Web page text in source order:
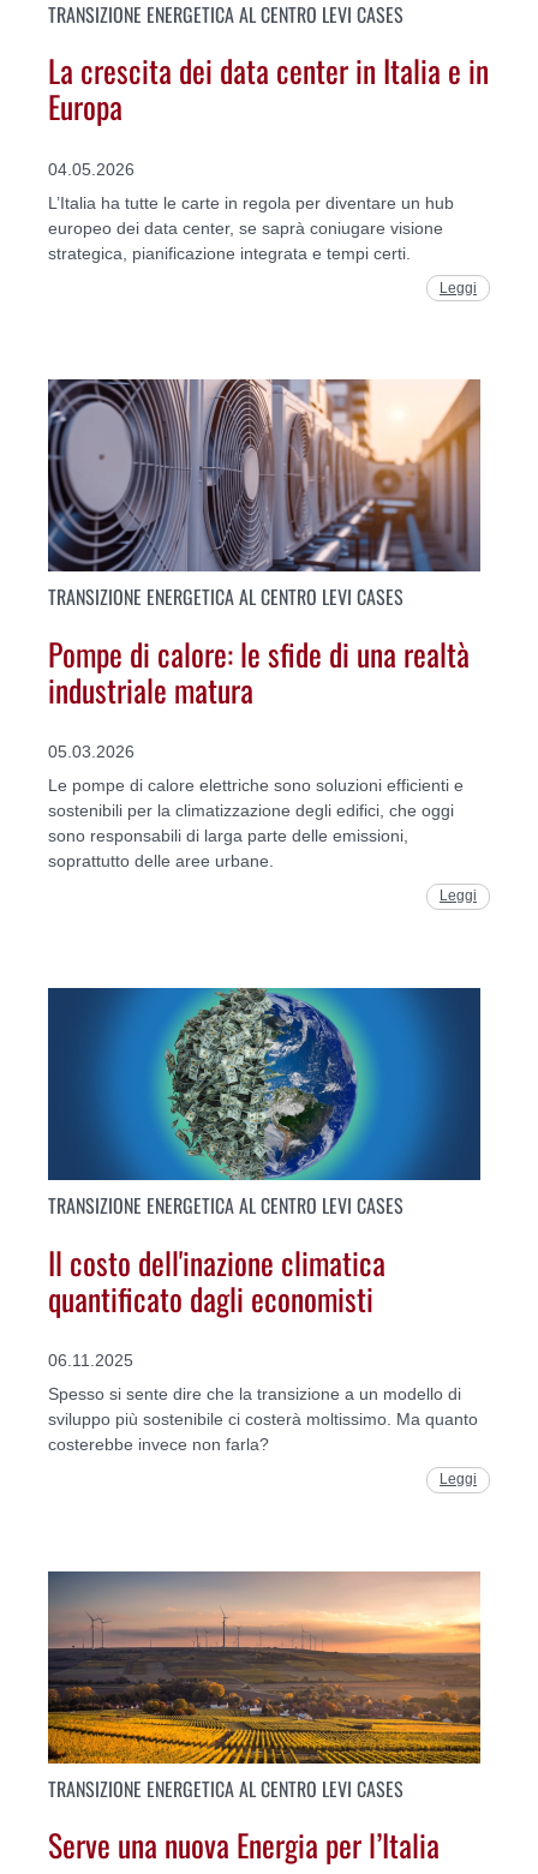
TRANSIZIONE ENERGETICA AL CENTRO LEVI CASES
La crescita dei data center in Italia e in
Europa
04.05.2026
L’Italia ha tutte le carte in regola per diventare un hub
europeo dei data center, se saprà coniugare visione
strategica, pianificazione integrata e tempi certi.
Leggi
TRANSIZIONE ENERGETICA AL CENTRO LEVI CASES
Pompe di calore: le sfide di una realtà
industriale matura
05.03.2026
Le pompe di calore elettriche sono soluzioni efficienti e
sostenibili per la climatizzazione degli edifici, che oggi
sono responsabili di larga parte delle emissioni,
soprattutto delle aree urbane.
Leggi
TRANSIZIONE ENERGETICA AL CENTRO LEVI CASES
Il costo dell'inazione climatica
quantificato dagli economisti
06.11.2025
Spesso si sente dire che la transizione a un modello di
sviluppo più sostenibile ci costerà moltissimo. Ma quanto
costerebbe invece non farla?
Leggi
TRANSIZIONE ENERGETICA AL CENTRO LEVI CASES
Serve una nuova Energia per l’Italia